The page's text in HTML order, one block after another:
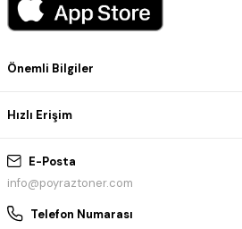
E-Posta
info@poyraztoner.com
Telefon Numarası
Önemli Bilgiler
Hızlı Erişim